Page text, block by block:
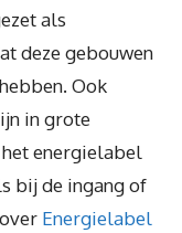
als
deze gebouwen
Ook
in grote
energielabel
bij de ingang of
Energielabel